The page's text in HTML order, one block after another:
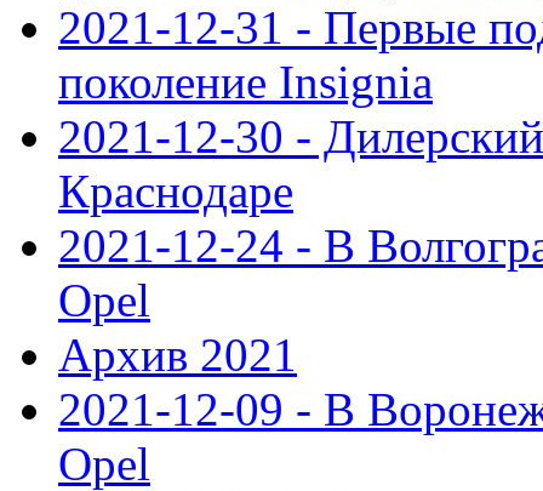
2021-12-31 - Первые
поколение Insignia
2021-12-30 -
Краснодаре
2021-12-24 - В
Opel
Архив 2021
2021-12-09 - В
Opel